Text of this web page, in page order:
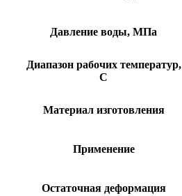
Давление воды, МПа
Диапазон рабочих температур,
С
Материал изготовления
Применение
Остаточная деформация